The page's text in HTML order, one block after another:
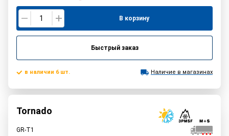
В корзину
Быстрый заказ
в наличии 6 шт. Наличие в магазинах
Tornado
GR-T1